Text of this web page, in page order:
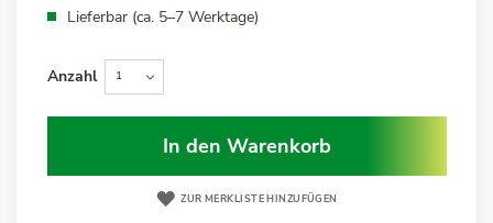
Lieferbar (ca. 5–7 Werktage)
Anzahl
In den Warenkorb
ZUR MERKLISTE HINZUFÜGEN